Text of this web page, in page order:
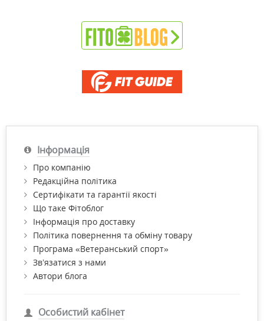
Інформація
Про компанію
Редакційна політика
Сертифікати та гарантії якості
Що таке Фітоблог
Інформація про доставку
Політика повернення та обміну товару
Програма «Ветеранський спорт»
Зв’язатися з нами
Автори блога
Особистий кабінет